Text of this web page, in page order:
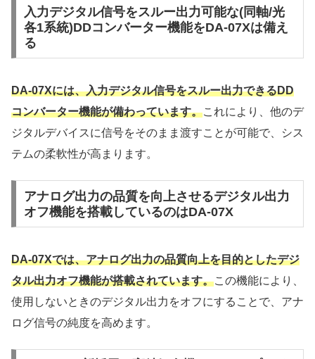
入力デジタル信号をスルー出力可能な(同軸/光
各1系統)DDコンバーター機能をDA-07Xは備え
る
DA-07Xには、入力デジタル信号をスルー出力できるDD
コンバーター機能が備わっています。これにより、他のデ
ジタルデバイスに信号をそのまま渡すことが可能で、シス
テムの柔軟性が高まります。
アナログ出力の品質を向上させるデジタル出力
オフ機能を搭載しているのはDA-07X
DA-07Xでは、アナログ出力の品質向上を目的としたデジ
タル出力オフ機能が搭載されています。この機能により、
使用しないときのデジタル出力をオフにすることで、アナ
ログ信号の純度を高めます。